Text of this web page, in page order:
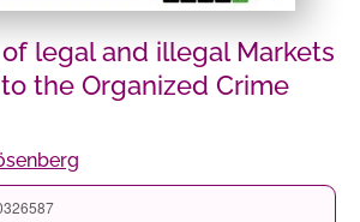
legal and illegal Markets
the Organized Crime